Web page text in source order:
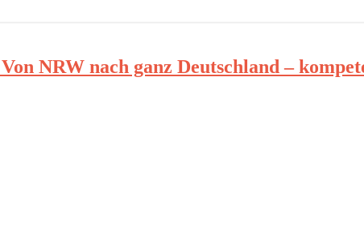
NRW nach ganz Deutschland –